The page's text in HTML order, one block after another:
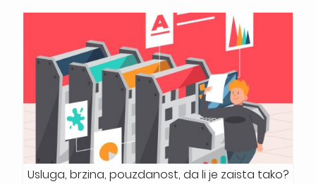
Usluga, brzina, pouzdanost, da li je zaista tako?